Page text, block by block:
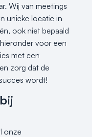
Wij van meetings
unieke locatie in
ook niet bepaald
voor een
met een
zorg dat de
wordt!
onze